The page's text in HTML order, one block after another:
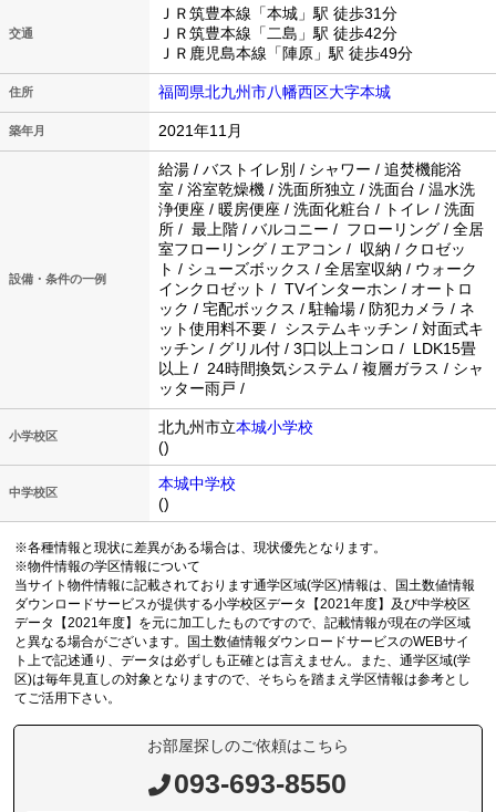
交通
ＪＲ筑豊本線「本城」駅 徒歩31分
ＪＲ筑豊本線「二島」駅 徒歩42分
ＪＲ鹿児島本線「陣原」駅 徒歩49分
住所 福岡県北九州市八幡西区大字本城
築年月 2021年11月
設備・条件の一例
給湯 / バストイレ別 / シャワー / 追焚機能浴
室 / 浴室乾燥機 / 洗面所独立 / 洗面台 / 温水洗
浄便座 / 暖房便座 / 洗面化粧台 / トイレ / 洗面
所 / 最上階 / バルコニー / フローリング / 全居
室フローリング / エアコン / 収納 / クロゼッ
ト / シューズボックス / 全居室収納 / ウォーク
インクロゼット / TVインターホン / オートロ
ック / 宅配ボックス / 駐輪場 / 防犯カメラ / ネ
ット使用料不要 / システムキッチン / 対面式キ
ッチン / グリル付 / 3口以上コンロ / LDK15畳
以上 / 24時間換気システム / 複層ガラス / シャ
ッター雨戸 /
小学校区 北九州市立本城小学校
()
中学校区
本城中学校
()
※各種情報と現状に差異がある場合は、現状優先となります。
※物件情報の学区情報について
当サイト物件情報に記載されております通学区域(学区)情報は、国土数値情報
ダウンロードサービスが提供する小学校区データ【2021年度】及び中学校区
データ【2021年度】を元に加工したものですので、記載情報が現在の学区域
と異なる場合がございます。国土数値情報ダウンロードサービスのWEBサイ
ト上で記述通り、データは必ずしも正確とは言えません。また、通学区域(学
区)は毎年見直しの対象となりますので、そちらを踏まえ学区情報は参考とし
てご活用下さい。
お部屋探しのご依頼はこちら
093-693-8550